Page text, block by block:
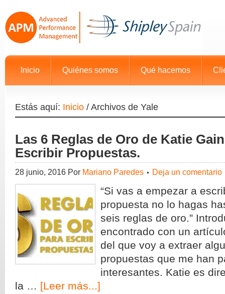
Inicio Quiénes somos Qué hacemos
Estás aquí: Inicio / Archivos de Yale
Las 6 Reglas de Oro de Katie
Escribir Propuestas.
28 junio, 2016 Por Mariano Paredes Deja un comentario
“Si vas a empezar a
propuesta no lo hagas
seis reglas de oro.”
encontrado con un
del que voy a extraer
propuestas que me han
interesantes. Katie es
la … [Leer más...]